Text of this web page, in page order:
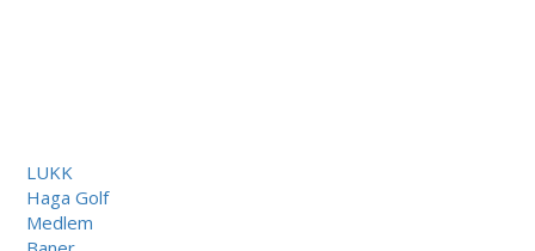
LUKK
Haga Golf
Medlem